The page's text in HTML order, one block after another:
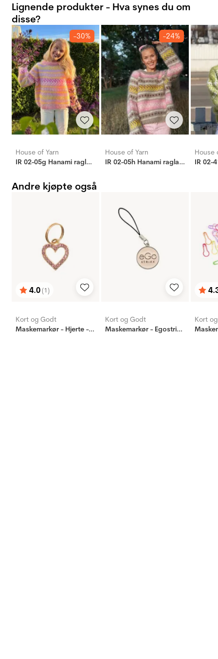
Lignende produkter - Hva synes du om
disse?
-30%
House of Yarn
IR 02-05g Hanami raglangenser (Påfugl in Paris)
-24%
House of Yarn
IR 02-05h Hanami raglangenser (Påfugl in Paris)
House
Andre kjøpte også
Karakter:
4.0(1)
av 5 mulige
Kort og Godt
Maskemarkør - Hjerte - rosa
Kort og Godt
Maskemarkør - Egostrikk - lys brun
av 5
Kort